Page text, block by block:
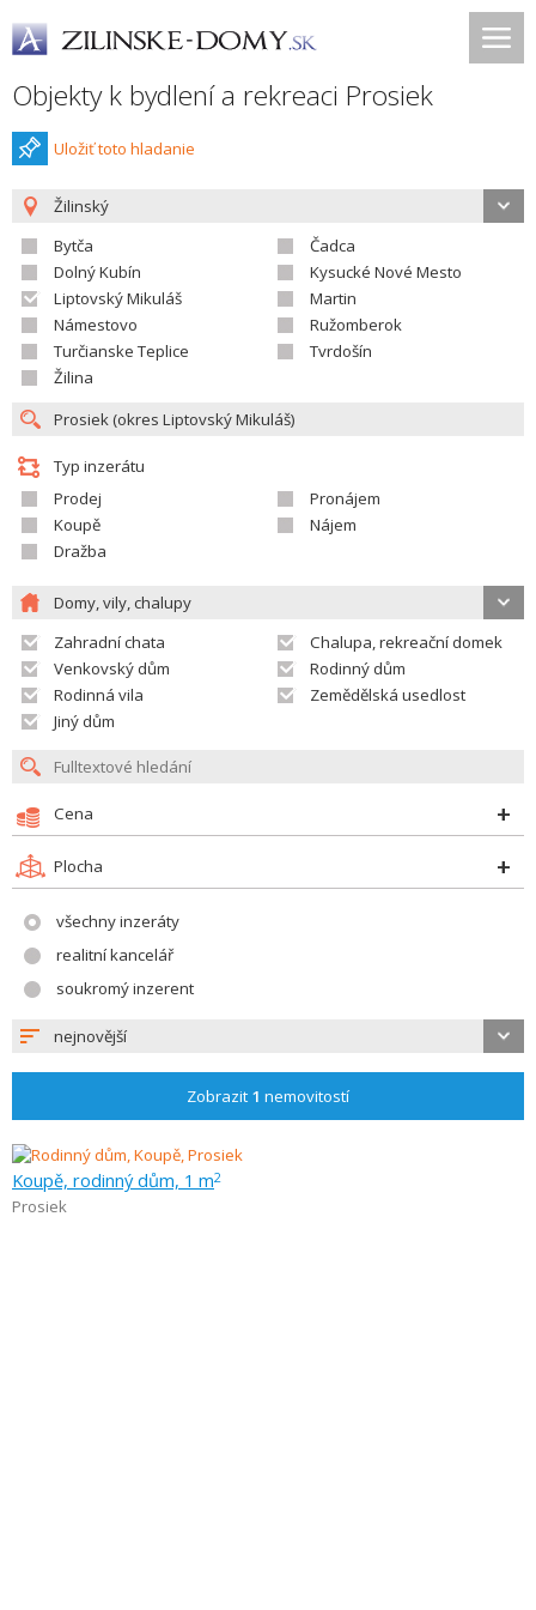
Objekty k bydlení a rekreaci Prosiek
Uložiť toto hladanie
Žilinský
Bytča
Čadca
Dolný Kubín
Kysucké Nové Mesto
Liptovský Mikuláš
Martin
Námestovo
Ružomberok
Turčianske Teplice
Tvrdošín
Žilina
Typ inzerátu
Prodej
Pronájem
Koupě
Nájem
Dražba
Domy, vily, chalupy
Zahradní chata
Chalupa, rekreační domek
Venkovský dům
Rodinný dům
Rodinná vila
Zemědělská usedlost
Jiný dům
Cena
Plocha
všechny inzeráty
realitní kancelář
soukromý inzerent
nejnovější
Zobrazit 1 nemovitostí
Koupě, rodinný dům, 1 m2
Prosiek